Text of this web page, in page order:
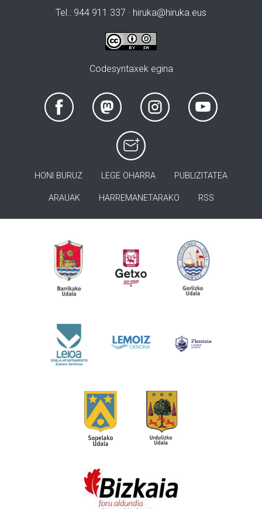
Tel.: 944 911 337 · hiruka@hiruka.eus
Codesyntaxek egina
HONI BURUZ LEGE OHARRA PUBLIZITATEA
ARAUAK HARREMANETARAKO RSS